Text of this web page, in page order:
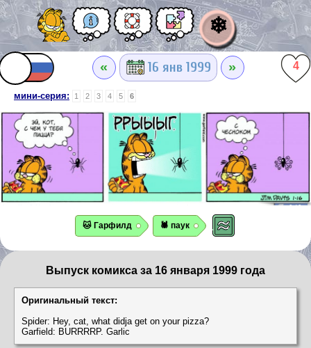
❄
« 16 янв 1999 » 4
мини-серия: 1 2 3 4 5 6
🐱 Гарфилд 🕷️ паук
Выпуск комикса за 16 января 1999 года
Оригинальный текст:
Spider: Hey, cat, what didja get on your pizza?
Garfield: BURRRRP. Garlic